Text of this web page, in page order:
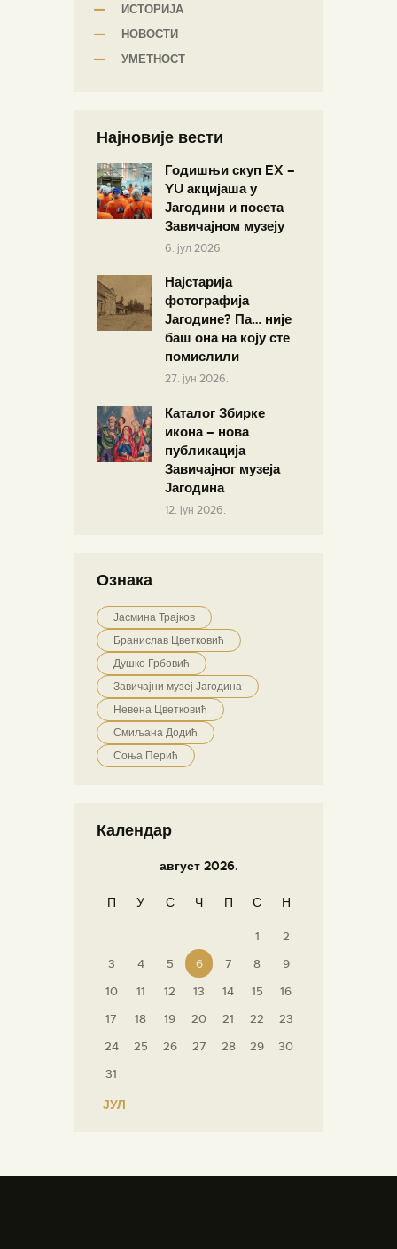
ИСТОРИЈА
НОВОСТИ
УМЕТНОСТ
Најновије вести
Годишњи скуп EX –
YU акцијаша у
Јагодини и посета
Завичајном музеју
6. јул 2026.
Најстарија
фотографија
Јагодине? Па… није
баш она на коју сте
помислили
27. јун 2026.
Каталог Збирке
икона – нова
публикација
Завичајног музеја
Јагодина
12. јун 2026.
Ознака
Јасмина Трајков
Бранислав Цветковић
Душко Грбовић
Завичајни музеј Јагодина
Невена Цветковић
Смиљана Додић
Соња Перић
Календар
август 2026.
П У С Ч П С Н
1
2
3
4 5 6 7 8
9
10
11 12 13 14 15
16
17
18 19 20 21 22
23
24
25 26 27 28 29
30
31
« ЈУЛ